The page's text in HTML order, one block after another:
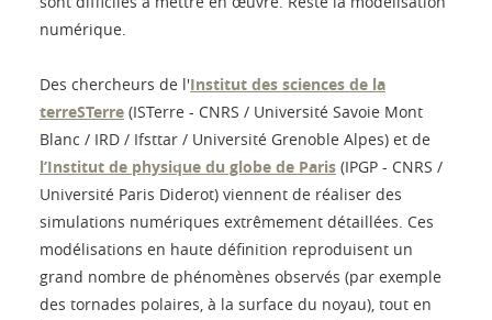
numérique.
Des chercheurs de l'Institut des sciences de la
terreSTerre (ISTerre - CNRS / Université Savoie Mont
Blanc / IRD / Ifsttar / Université Grenoble Alpes) et de
l’Institut de physique du globe de Paris (IPGP - CNRS /
Université Paris Diderot) viennent de réaliser des
simulations numériques extrêmement détaillées. Ces
modélisations en haute définition reproduisent un
grand nombre de phénomènes observés (par exemple
des tornades polaires, à la surface du noyau), tout en